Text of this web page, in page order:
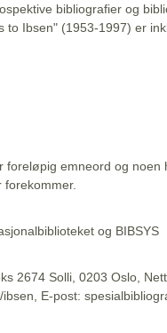
bibliografier og
to Ibsen" (1953-1997) er
foreløpig emneord og noen
og BIBSYS
2674 Solli, 0203 Oslo,
E-post: